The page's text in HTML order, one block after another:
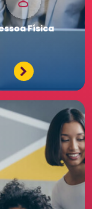
Física